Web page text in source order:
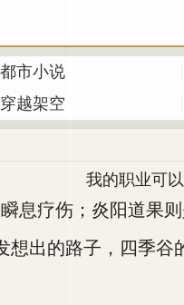
都市小说
穿越架空
我的职业可
息疗伤；炎阳道果
出的路子，四季谷